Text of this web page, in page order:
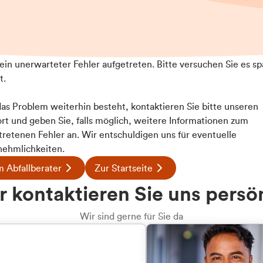
Details
Inhalte und Anzeigen zu personalisieren, Funktionen für
auf unsere Website zu analysieren. Außerdem geben wir
an unsere Partner für soziale Medien, Werbung und
möglicherweise mit weiteren Daten zusammen,
Ihrer Nutzung der Dienste gesammelt haben.
welcher
ein unerwarteter Fehler aufgetreten. Bitte versuchen Sie es
Problem weiterhin besteht, kontaktieren Sie bitte unseren
und geben Sie, falls möglich, weitere Informationen zum
Fehler an. Wir entschuldigen uns für eventuelle
Abfallberater Zur Startseite
kontaktieren Sie uns
Wir sind gerne für Sie da